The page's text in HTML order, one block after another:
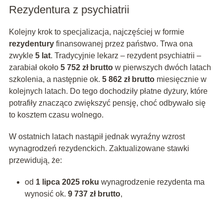
Rezydentura z psychiatrii
Kolejny krok to specjalizacja, najczęściej w formie
rezydenturyfinansowanej przez państwo. Trwa ona
zwykle 5 lat. Tradycyjnie lekarz – rezydent psychiatrii –
zarabiał około 5 752 zł bruttow pierwszych dwóch latach
szkolenia, a następnie ok. 5 862 zł bruttomiesięcznie w
kolejnych latach. Do tego dochodziły płatne dyżury, które
potrafiły znacząco zwiększyć pensję, choć odbywało się
to kosztem czasu wolnego.
W ostatnich latach nastąpił jednak wyraźny wzrost
wynagrodzeń rezydenckich. Zaktualizowane stawki
przewidują, że:
od 1 lipca 2025 roku wynagrodzenie rezydenta ma
wynosić ok. 9 737 zł brutto,